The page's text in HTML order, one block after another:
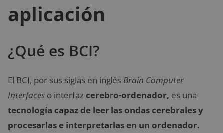
aplicación
¿Qué es BCI?
El BCI, por sus siglas en inglés Brain Computer
Interfaces o interfaz cerebro-ordenador, es una
tecnología capaz de leer las ondas cerebrales y
procesarlas e interpretarlas en un ordenador.